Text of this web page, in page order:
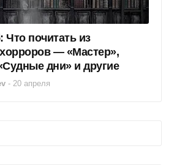
почитать из
— «Мастер»,
дни» и другие
- 20 апреля